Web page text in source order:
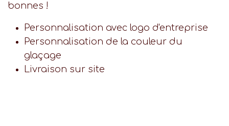
bonnes !
Personnalisation avec logo d'entreprise
Personnalisation de la couleur du
glaçage
Livraison sur site